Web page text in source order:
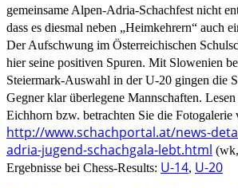
gemeinsame Alpen-Adria-Schachfest nicht
dass es diesmal neben „Heimkehrern“ auch
Der Aufschwung im Österreichischen
hier seine positiven Spuren. Mit Slowenien
Steiermark-Auswahl in der U-20 gingen die
Gegner klar überlegene Mannschaften.
Eichhorn bzw. betrachten Sie die Fotogalerie
http://www.schachportal.at/news-
adria-jugend-schachgala-lebt.html
Ergebnisse bei Chess-Results: U-14, U-20